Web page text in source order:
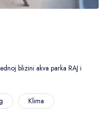
blizini akva parka RAJ i
Klima